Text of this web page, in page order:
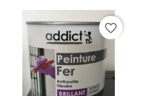
favorite_border